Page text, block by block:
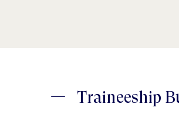
Traineeship